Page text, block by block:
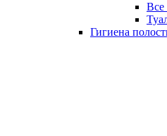
Все
Гигиена